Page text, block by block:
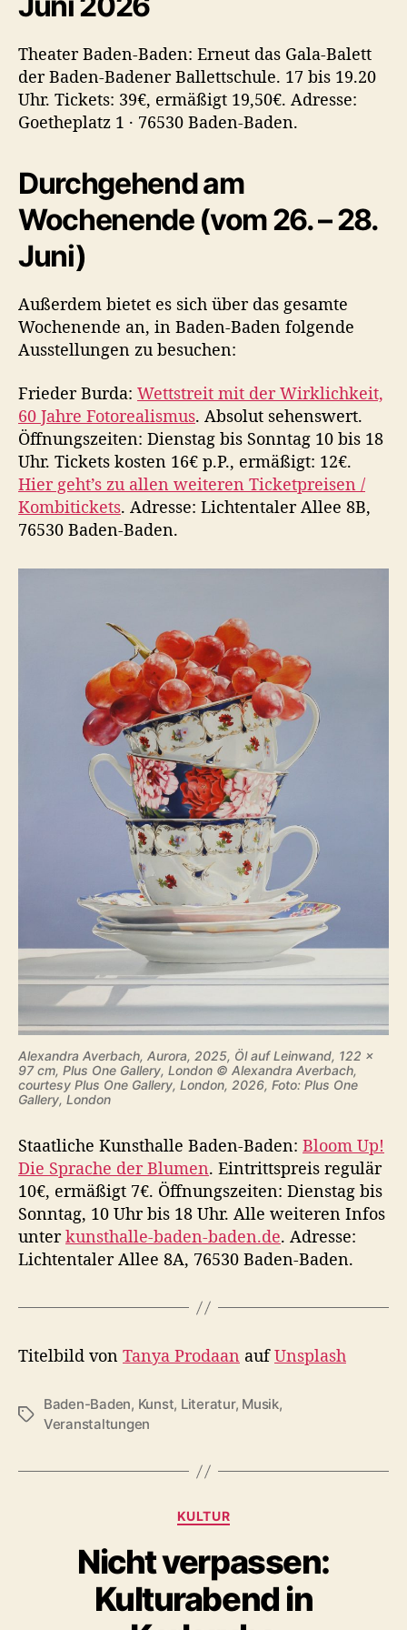
Theater Baden-Baden: Erneut das Gala-Balett
der Baden-Badener Ballettschule. 17 bis 19.20
Uhr. Tickets: 39€, ermäßigt 19,50€. Adresse:
Goetheplatz 1 · 76530 Baden-Baden.
Durchgehend am
Wochenende (vom 26. – 28.
Juni)
Außerdem bietet es sich über das gesamte
Wochenende an, in Baden-Baden folgende
Ausstellungen zu besuchen:
Frieder Burda: Wettstreit mit der Wirklichkeit,
60 Jahre Fotorealismus. Absolut sehenswert.
Öffnungszeiten: Dienstag bis Sonntag 10 bis 18
Uhr. Tickets kosten 16€ p.P., ermäßigt: 12€.
Hier geht’s zu allen weiteren Ticketpreisen /
Kombitickets. Adresse: Lichtentaler Allee 8B,
76530 Baden-Baden.
Alexandra Averbach, Aurora, 2025, Öl auf Leinwand, 122 x
97 cm, Plus One Gallery, London © Alexandra Averbach,
courtesy Plus One Gallery, London, 2026, Foto: Plus One
Gallery, London
Staatliche Kunsthalle Baden-Baden: Bloom Up!
Die Sprache der Blumen. Eintrittspreis regulär
10€, ermäßigt 7€. Öffnungszeiten: Dienstag bis
Sonntag, 10 Uhr bis 18 Uhr. Alle weiteren Infos
unterkunsthalle-baden-baden.de. Adresse:
Lichtentaler Allee 8A, 76530 Baden-Baden.
Titelbild von Tanya Prodaan aufUnsplash
S
l
Baden-Baden, Kunst, Literatur, Musik,
Veranstaltungen
K
t
e
g
o
KULTUR
Nicht verpassen:
Kulturabend in